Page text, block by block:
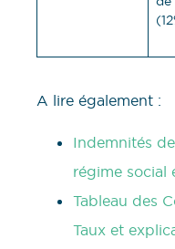
A lire également :
Indemnités
régime social
Tableau des
Taux et